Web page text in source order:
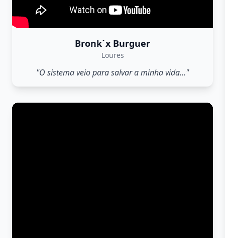
Bronk´x Burguer
Loures
"O sistema veio para salvar a minha vida..."